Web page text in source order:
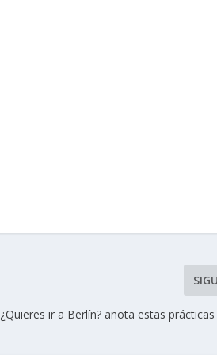
¿Quieres ir a Berlín? anota estas